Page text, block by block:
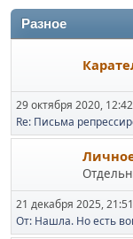
Разное
29 октября 2020,
Re: Письма
21 декабря 2025,
От: Нашла. Но есть